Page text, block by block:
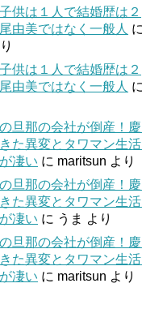
供は１人で結婚歴は２
由美ではなく一般人 に
供は１人で結婚歴は２
由美ではなく一般人 に
旦那の会社が倒産！
た異変とタワマン生活
凄い に maritsun より
旦那の会社が倒産！
た異変とタワマン生活
凄い に うま より
旦那の会社が倒産！
た異変とタワマン生活
凄い に maritsun より